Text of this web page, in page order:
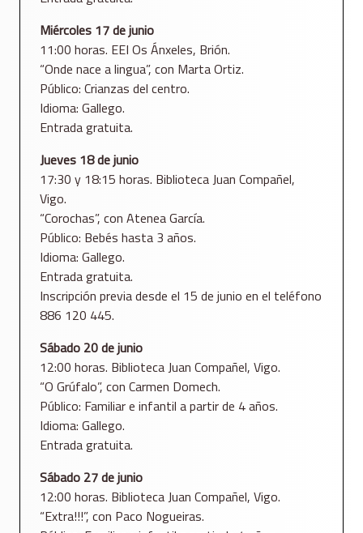
Miércoles 17 de junio
11:00 horas. EEI Os Ánxeles, Brión.
“Onde nace a lingua”, con Marta Ortiz.
Público: Crianzas del centro.
Idioma: Gallego.
Entrada gratuita.
Jueves 18 de junio
17:30 y 18:15 horas. Biblioteca Juan Compañel,
Vigo.
“Corochas”, con Atenea García.
Público: Bebés hasta 3 años.
Idioma: Gallego.
Entrada gratuita.
Inscripción previa desde el 15 de junio en el teléfono
886 120 445.
Sábado 20 de junio
12:00 horas. Biblioteca Juan Compañel, Vigo.
“O Grúfalo”, con Carmen Domech.
Público: Familiar e infantil a partir de 4 años.
Idioma: Gallego.
Entrada gratuita.
Sábado 27 de junio
12:00 horas. Biblioteca Juan Compañel, Vigo.
“Extra!!!”, con Paco Nogueiras.